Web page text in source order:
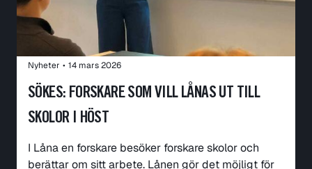
Nyheter • 14 mars 2026
SÖKES: FORSKARE SOM VILL LÅNAS UT TILL
SKOLOR I HÖST
I Låna en forskare besöker forskare skolor och
berättar om sitt arbete. Lånen gör det möjligt för